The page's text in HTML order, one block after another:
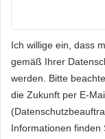
Ich willige ein, dass
gemäß Ihrer
werden. Bitte
die Zukunft per E-
Informationen finden